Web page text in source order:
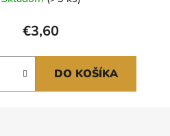
€3,60
DO KOŠÍKA